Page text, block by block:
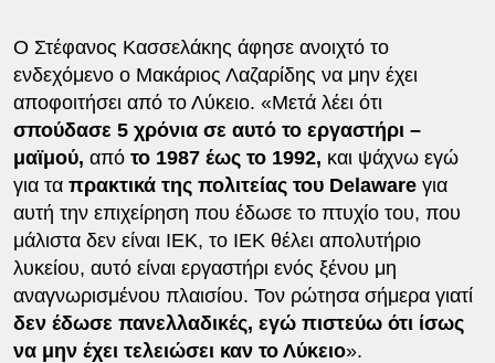
Ο Στέφανος Κασσελάκης άφησε ανοιχτό το
ενδεχόμενο ο Μακάριος Λαζαρίδης να μην έχει
αποφοιτήσει από το Λύκειο. «Μετά λέει ότι
σπούδασε 5 χρόνια σε αυτό το εργαστήρι –
μαϊμού, από το 1987 έως το 1992, και ψάχνω εγώ
για τα πρακτικά της πολιτείας του Delaware για
αυτή την επιχείρηση που έδωσε το πτυχίο του, που
μάλιστα δεν είναι ΙΕΚ, το ΙΕΚ θέλει απολυτήριο
λυκείου, αυτό είναι εργαστήρι ενός ξένου μη
αναγνωρισμένου πλαισίου. Τον ρώτησα σήμερα γιατί
δεν έδωσε πανελλαδικές, εγώ πιστεύω ότι ίσως
να μην έχει τελειώσει καν το Λύκειο».